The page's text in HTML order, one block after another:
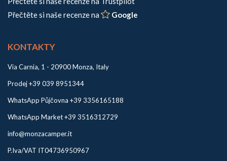
Přečtěte si naše recenze na
Google
KONTAKTY
Via Carnia, 1 - 20900 Monza, Italy
Prodej +39 039 8951344
WhatsApp Půjčovna +39 3356165188
WhatsApp Market +39 3516312729
info@monzacamper.it
P.Iva/VAT IT04736950967